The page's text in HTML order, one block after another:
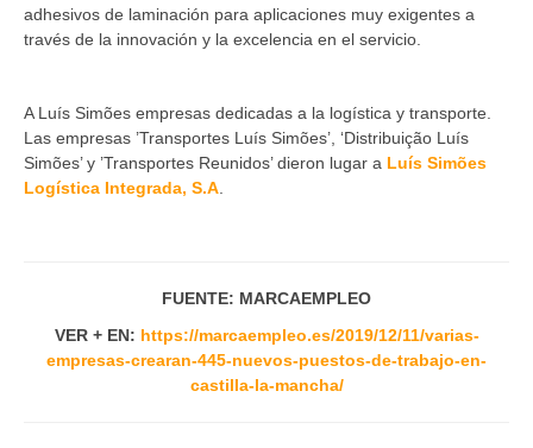
adhesivos de laminación para aplicaciones muy exigentes a
través de la innovación y la excelencia en el servicio.
A Luís Simões empresas dedicadas a la logística y transporte.
Las empresas ’Transportes Luís Simões’, ‘Distribuição Luís
Simões’ y ’Transportes Reunidos’ dieron lugar a Luís Simões
Logística Integrada, S.A
FUENTE: MARCAEMPLEO
VER + EN: https://marcaempleo.es/2019/12/11/varias-
empresas-crearan-445-nuevos-puestos-de-trabajo-en-
castilla-la-mancha/